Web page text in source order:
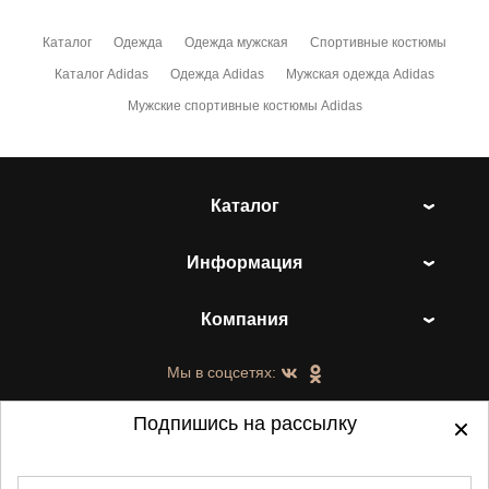
Каталог Одежда Одежда мужская Спортивные костюмы
Каталог Adidas Одежда Adidas Мужская одежда Adidas
Мужские спортивные костюмы Adidas
Каталог
Информация
Компания
Мы в соцсетях:
Подпишись на рассылку